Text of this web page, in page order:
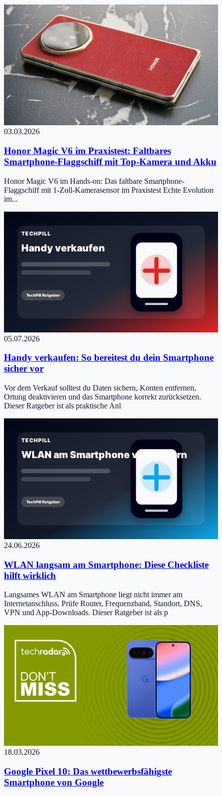
03.03.2026
Honor Magic V6 im Praxistest: Faltbares
Smartphone-Flaggschiff mit Top-Kamera und Akku
Honor Magic V6 im Hands-on: Das faltbare Smartphone-
Flaggschiff mit 1-Zoll-Kamerasensor im Praxistest Echte Evolution
im...
05.07.2026
Handy verkaufen: So bereitest du dein Smartphone
sicher vor
Vor dem Verkauf solltest du Daten sichern, Konten entfernen,
Ortung deaktivieren und das Smartphone korrekt zurücksetzen.
Dieser Ratgeber ist als praktische Anl
24.06.2026
WLAN langsam am Smartphone: Diese Checkliste
hilft wirklich
Langsames WLAN am Smartphone liegt nicht immer am
Internetanschluss. Prüfe Router, Frequenzband, Standort, DNS,
VPN und App-Downloads. Dieser Ratgeber ist als p
18.03.2026
Google Pixel 10: Das wettbewerbsfähigste
Smartphone von Google